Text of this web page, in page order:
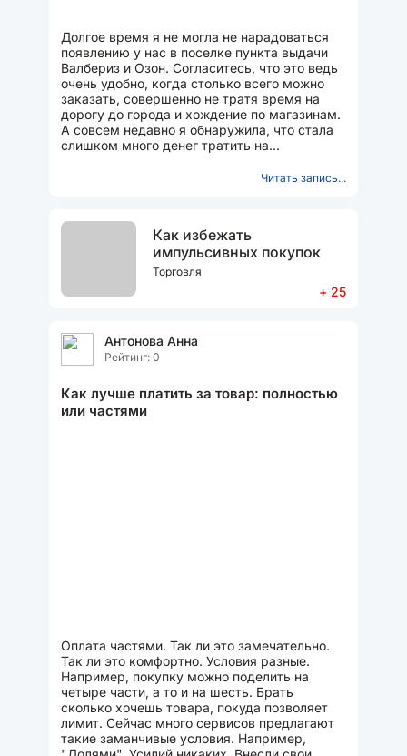
Долгое время я не могла не нарадоваться
появлению у нас в поселке пункта выдачи
Валбериз и Озон. Согласитесь, что это ведь
очень удобно, когда столько всего можно
заказать, совершенно не тратя время на
дорогу до города и хождение по магазинам.
А совсем недавно я обнаружила, что стала
слишком много денег тратить на
Читать запись...
Как избежать
импульсивных покупок
Торговля
+ 25
Антонова Анна
Рейтинг: 0
Как лучше платить за товар: полностью
или частями
Оплата частями. Так ли это замечательно.
Так ли это комфортно. Условия разные.
Например, покупку можно поделить на
четыре части, а то и на шесть. Брать
сколько хочешь товара, покуда позволяет
лимит. Сейчас много сервисов предлагают
такие заманчивые условия. Например,